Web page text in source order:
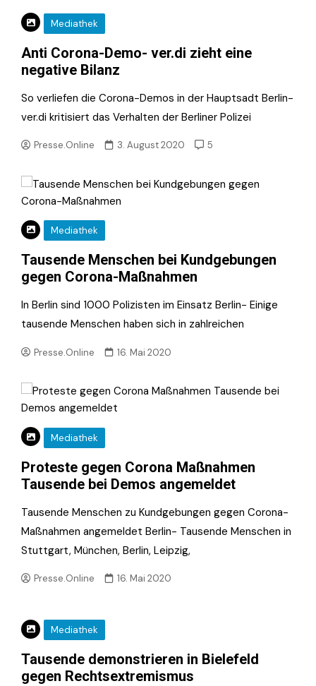
Mediathek
Anti Corona-Demo- ver.di zieht eine
negative Bilanz
So verliefen die Corona-Demos in der Hauptsadt Berlin-
ver.di kritisiert das Verhalten der Berliner Polizei
Presse.Online 3. August 2020 5
Mediathek
Tausende Menschen bei Kundgebungen
gegen Corona-Maßnahmen
In Berlin sind 1000 Polizisten im Einsatz Berlin- Einige
tausende Menschen haben sich in zahlreichen
Presse.Online 16. Mai 2020
Mediathek
Proteste gegen Corona Maßnahmen
Tausende bei Demos angemeldet
Tausende Menschen zu Kundgebungen gegen Corona-
Maßnahmen angemeldet Berlin- Tausende Menschen in
Stuttgart, München, Berlin, Leipzig,
Presse.Online 16. Mai 2020
Mediathek
Tausende demonstrieren in Bielefeld
gegen Rechtsextremismus